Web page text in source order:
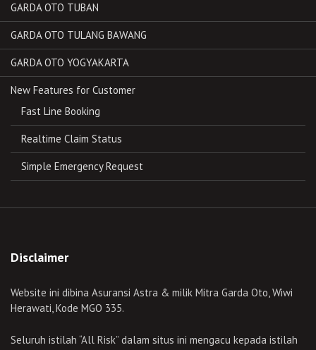
GARDA OTO TUBAN
GARDA OTO TULANG BAWANG
GARDA OTO YOGYAKARTA
New Features for Customer
Fast Line Booking
Realtime Claim Status
Simple Emergency Request
Disclaimer
Website ini dibina Asuransi Astra & milik Mitra Garda Oto, Wiwi
Herawati, Kode MGO 335.
Seluruh istilah “All Risk” dalam situs ini mengacu kepada istilah